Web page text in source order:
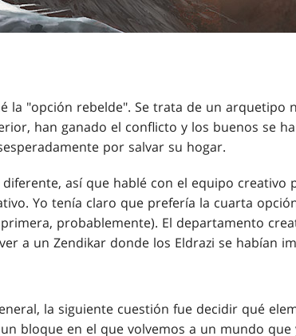
la "opción rebelde". Se trata de un arquetipo
han ganado el conflicto y los buenos se
por salvar su hogar.
así que hablé con el equipo creativo
Yo tenía claro que prefería la cuarta
probablemente). El departamento
a un Zendikar donde los Eldrazi se habían
la siguiente cuestión fue decidir qué
bloque en el que volvemos a un mundo que